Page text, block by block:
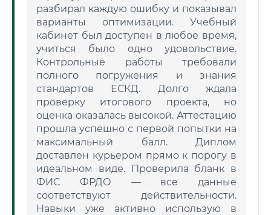
разбирал каждую ошибку и показывал
варианты оптимизации. Учебный
кабинет был доступен в любое время,
учиться было одно удовольствие.
Контрольные работы требовали
полного погружения и знания
стандартов ЕСКД. Долго ждала
проверку итогового проекта, но
оценка оказалась высокой. Аттестацию
прошла успешно с первой попытки на
максимальный балл. Диплом
доставлен курьером прямо к порогу в
идеальном виде. Проверила бланк в
ФИС ФРДО — все данные
соответствуют действительности.
Навыки уже активно использую в